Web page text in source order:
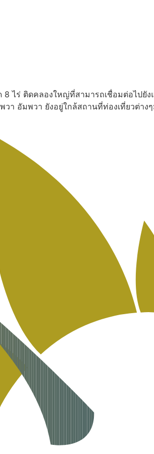
ไร่ ติดคลองใหญ่ที่สามารถเชื่อมต่อไป
อัมพวา ยังอยู่ใกล้สถานที่ท่องเที่ยวต่า